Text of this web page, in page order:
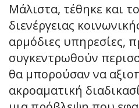
Μάλιστα, τέθηκε και
διενέργειας
αρμόδιες υπηρεσίες,
συγκεντρωθούν
θα μπορούσαν να
ακροαματική